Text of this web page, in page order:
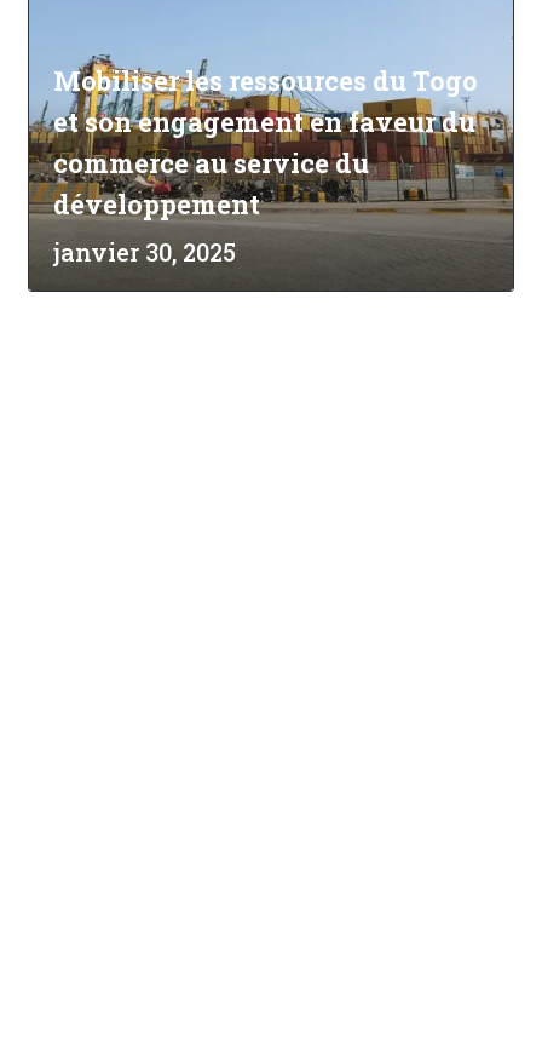
Mobiliser les ressources du Togo
et son engagement en faveur du
commerce au service du
développement
janvier 30, 2025